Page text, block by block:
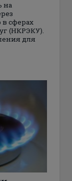
на
сферах
(НКРЭКУ).
для